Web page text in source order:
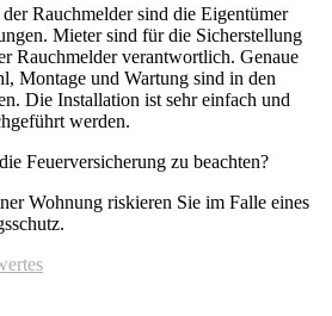
Rauchmelder sind die Eigentümer
Mieter sind für die Sicherstellung
Rauchmelder verantwortlich. Genaue
Montage und Wartung sind in den
Die Installation ist sehr einfach und
werden.
Feuerversicherung zu beachten?
Wohnung riskieren Sie im Falle eines